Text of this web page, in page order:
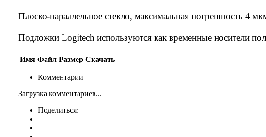
Плоско-параллельное стекло, максимальная погрешность 4
Подложки Logitech используются как временные носители
Имя Файл Размер Скачать
Комментарии
Загрузка комментариев...
Поделиться: